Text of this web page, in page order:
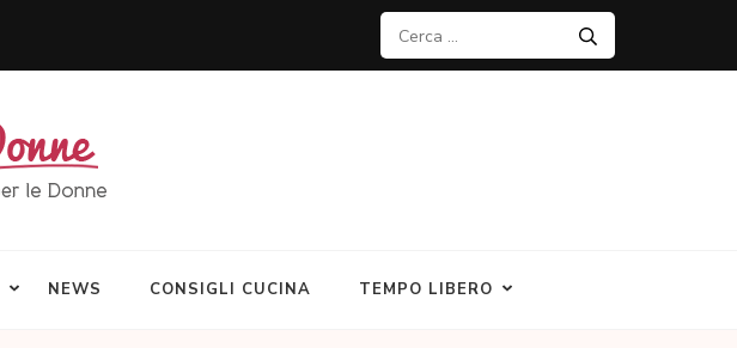
Ricerca
per:
NEWS CONSIGLI CUCINA TEMPO LIBERO